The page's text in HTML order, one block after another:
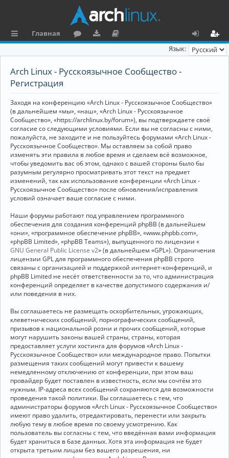
л
и
Главная
н
та
ц
и
я
х
ег
Язык:
Arch Linux - Русскоязычное Сообщество -
Регистрация
Заходя на конференцию «Arch Linux - Русскоязычное Сообщество»
(в дальнейшем «мы», «наш», «Arch Linux - Русскоязычное
Сообщество», «https://archlinux.by/forum»), вы подтверждаете своё
согласие со следующими условиями. Если вы не согласны с ними,
пожалуйста, не заходите и не пользуйтесь форумами «Arch Linux -
Русскоязычное Сообщество». Мы оставляем за собой право
изменять эти правила в любое время и сделаем всё возможное,
чтобы уведомить вас об этом, однако с вашей стороны было бы
разумным регулярно просматривать этот текст на предмет
изменений, так как использование конференции «Arch Linux -
Русскоязычное Сообщество» после обновления/исправления
условий означает ваше согласие с ними.
Наши форумы работают под управлением программного
обеспечения для создания конференций phpBB (в дальнейшем
«они», «программное обеспечение phpBB», «www.phpbb.com»,
«phpBB Limited», «phpBB Teams»), выпущенного по лицензии «
GNU General Public License v2» (в дальнейшем «GPL»). Ограничения
лицензии GPL для программного обеспечения phpBB строго
связаны с организацией и поддержкой интернет-конференций, и
phpBB Limited не несёт ответственности за то, что администрация
конференций определяет в качестве допустимого содержания и/
или поведения в них.
Вы соглашаетесь не размещать оскорбительных, угрожающих,
клеветнических сообщений, порнографических сообщений,
призывов к национальной розни и прочих сообщений, которые
могут нарушить законы вашей страны, страны, которая
предоставляет услуги хостинга для форумов «Arch Linux -
Русскоязычное Сообщество» или международное право. Попытки
размещения таких сообщений могут привести к вашему
немедленному отключению от конференции, при этом ваш
провайдер будет поставлен в известность, если мы сочтём это
нужным. IP-адреса всех сообщений сохраняются для возможности
проведения такой политики. Вы соглашаетесь с тем, что
администраторы форумов «Arch Linux - Русскоязычное Сообщество»
имеют право удалить, отредактировать, перенести или закрыть
любую тему в любое время по своему усмотрению. Как
пользователь вы согласны с тем, что введённая вами информация
будет храниться в базе данных. Хотя эта информация не будет
открыта третьим лицам без вашего разрешения, ни